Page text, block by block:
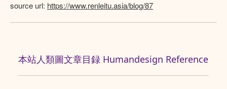
source url: https://www.renleitu.asia/blog/87
本站人類圖文章目録 Humandesign Reference